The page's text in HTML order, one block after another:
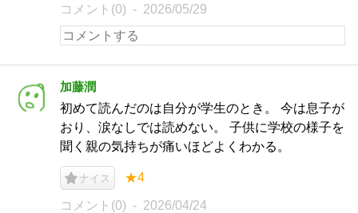
コメント(0) 2026/05/29
加藤潤
初めて読んだのは自分が学生のとき。 今は息子が
おり、涙なしでは読めない。 子供に学校の様子を
聞く親の気持ちが痛いほどよくわかる。
ナイス ★4
コメント(0) 2026/04/24